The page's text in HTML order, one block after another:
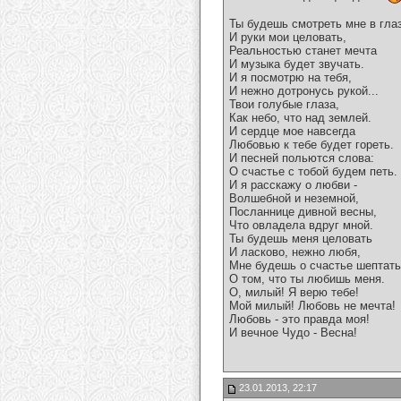
Ты будешь смотреть мне в
И руки мои целовать,
Реальностью станет мечта
И музыка будет звучать.
И я посмотрю на тебя,
И нежно дотронусь рукой...
Твои голубые глаза,
Как небо, что над землей.
И сердце мое навсегда
Любовью к тебе будет гореть.
И песней польются слова:
О счастье с тобой будем петь.
И я расскажу о любви -
Волшебной и неземной,
Посланнице дивной весны,
Что овладела вдруг мной.
Ты будешь меня целовать
И ласково, нежно любя,
Мне будешь о счастье шептать
О том, что ты любишь меня.
О, милый! Я верю тебе!
Мой милый! Любовь не мечта!
Любовь - это правда моя!
И вечное Чудо - Весна!
23.01.2013, 22:17